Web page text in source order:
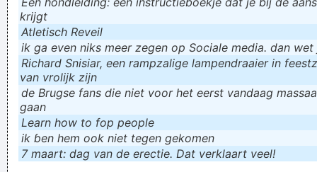
krijgt
Atletisch Reveil
ik ga even niks meer zegen op Sociale media. dan
Richard Snisiar, een rampzalige lampendraaier in
van vrolijk zijn
de Brugse fans die niet voor het eerst vandaag
gaan
Learn how to fop people
ik ɓen hem ook niet tegen gekomen
7 maart: dag van de erectie. Dat verklaart veel!